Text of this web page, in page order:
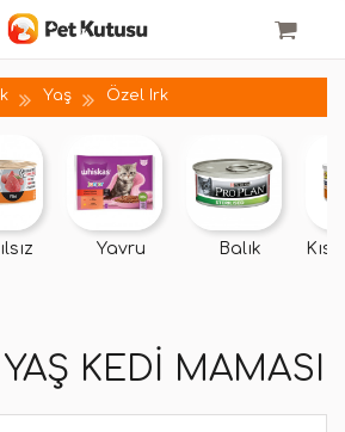
Yaş Özel Irk
Yavru Balık
KEDI MAMASI